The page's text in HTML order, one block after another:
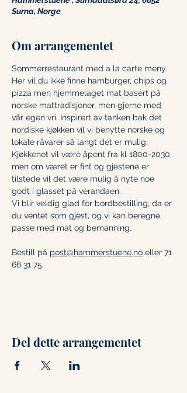
Surna, Norge
Om arrangementet
Sommerrestaurant med a la carte meny.
Her vil du ikke finne hamburger, chips og
pizza men hjemmelaget mat basert på
norske mattradisjoner, men gjerne med
vår egen vri. Inspirert av tanken bak det
nordiske kjøkken vil vi benytte norske og
lokale råvarer så langt det er mulig.
Kjøkkenet vil være åpent fra kl 1800-2030,
men om været er fint og gjestene er
tilstede vil det være mulig å nyte noe
godt i glasset på verandaen.
Vi blir veldig glad for bordbestilling, da er
du ventet som gjest, og vi kan beregne
passe med mat og bemanning.
Bestill på post@hammerstuene.no eller 71
66 31 75.
Del dette arrangementet